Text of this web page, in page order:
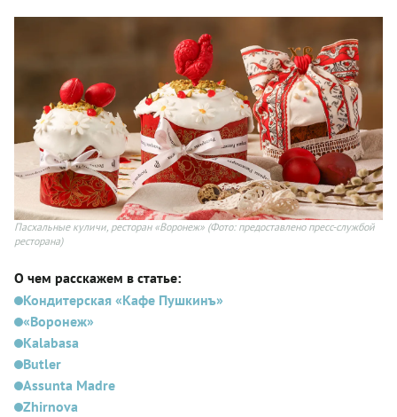
Пасхальные куличи, ресторан «Воронеж» (Фото: предоставлено пресс-службой
ресторана)
О чем расскажем в статье:
Кондитерская «Кафе Пушкинъ»
«Воронеж»
Kalabasa
Butler
Assunta Madre
Zhirnova